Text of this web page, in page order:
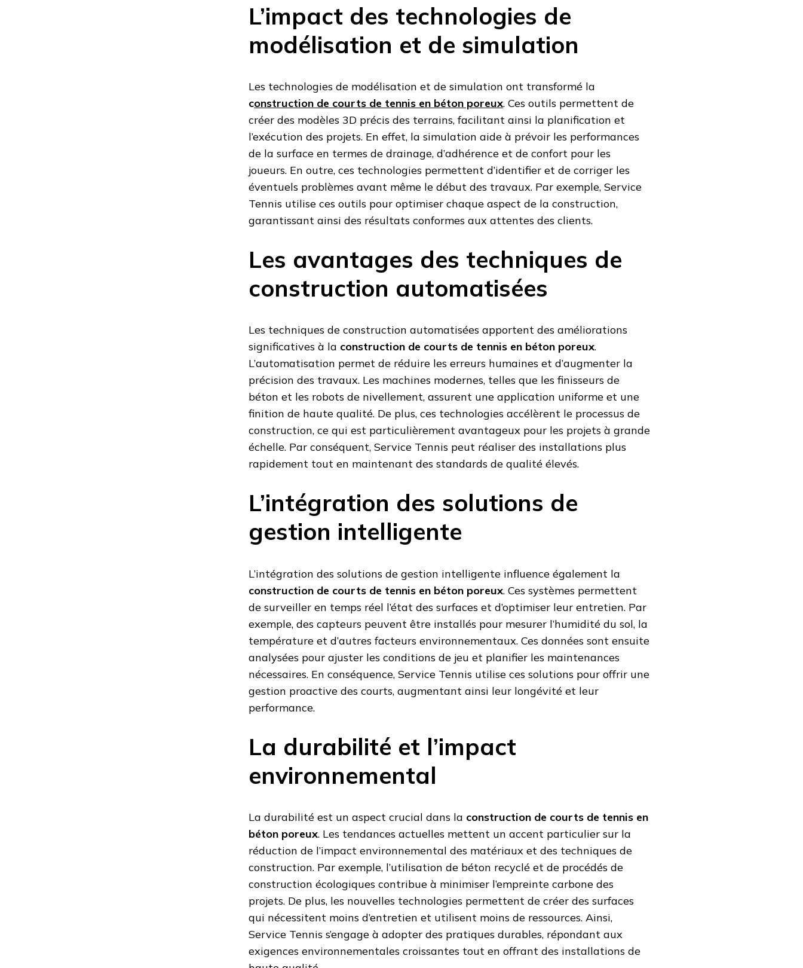
L’impact des technologies de
modélisation et de simulation
Les technologies de modélisation et de simulation ont transformé la
construction de courts de tennis en béton poreux. Ces outils permettent de
créer des modèles 3D précis des terrains, facilitant ainsi la planification et
l’exécution des projets. En effet, la simulation aide à prévoir les performances
de la surface en termes de drainage, d’adhérence et de confort pour les
joueurs. En outre, ces technologies permettent d’identifier et de corriger les
éventuels problèmes avant même le début des travaux. Par exemple, Service
Tennis utilise ces outils pour optimiser chaque aspect de la construction,
garantissant ainsi des résultats conformes aux attentes des clients.
Les avantages des techniques de
construction automatisées
Les techniques de construction automatisées apportent des améliorations
significatives à la construction de courts de tennis en béton poreux.
L’automatisation permet de réduire les erreurs humaines et d’augmenter la
précision des travaux. Les machines modernes, telles que les finisseurs de
béton et les robots de nivellement, assurent une application uniforme et une
finition de haute qualité. De plus, ces technologies accélèrent le processus de
construction, ce qui est particulièrement avantageux pour les projets à grande
échelle. Par conséquent, Service Tennis peut réaliser des installations plus
rapidement tout en maintenant des standards de qualité élevés.
L’intégration des solutions de
gestion intelligente
L’intégration des solutions de gestion intelligente influence également la
construction de courts de tennis en béton poreux. Ces systèmes permettent
de surveiller en temps réel l’état des surfaces et d’optimiser leur entretien. Par
exemple, des capteurs peuvent être installés pour mesurer l’humidité du sol, la
température et d’autres facteurs environnementaux. Ces données sont ensuite
analysées pour ajuster les conditions de jeu et planifier les maintenances
nécessaires. En conséquence, Service Tennis utilise ces solutions pour offrir une
gestion proactive des courts, augmentant ainsi leur longévité et leur
performance.
La durabilité et l’impact
environnemental
La durabilité est un aspect crucial dans la construction de courts de tennis en
béton poreux. Les tendances actuelles mettent un accent particulier sur la
réduction de l’impact environnemental des matériaux et des techniques de
construction. Par exemple, l’utilisation de béton recyclé et de procédés de
construction écologiques contribue à minimiser l’empreinte carbone des
projets. De plus, les nouvelles technologies permettent de créer des surfaces
qui nécessitent moins d’entretien et utilisent moins de ressources. Ainsi,
Service Tennis s’engage à adopter des pratiques durables, répondant aux
exigences environnementales croissantes tout en offrant des installations de